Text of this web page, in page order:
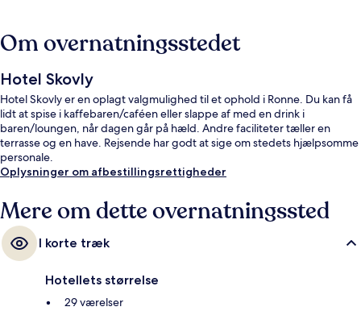
Om overnatningsstedet
Hotel Skovly
Hotel Skovly er en oplagt valgmulighed til et ophold i Ronne. Du kan få
lidt at spise i kaffebaren/caféen eller slappe af med en drink i
baren/loungen, når dagen går på hæld. Andre faciliteter tæller en
terrasse og en have. Rejsende har godt at sige om stedets hjælpsomme
personale.
Oplysninger om afbestillingsrettigheder
Mere om dette overnatningssted
I korte træk
Hotellets størrelse
29 værelser